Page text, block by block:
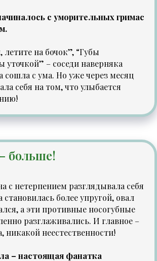
с уморительных гримас
на бочок”, “Губы
уточкой” – соседи наверняка
сошла с ума. Но уже через месяц
себя на том, что улыбается
больше!
с нетерпением разглядывала себя
становилась более упругой, овал
а эти противные носогубные
разглаживались. И главное –
никакой неестественности!
– настоящая фанатка